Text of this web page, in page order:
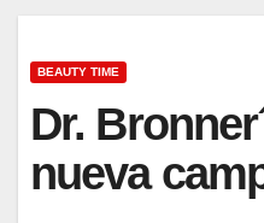
BEAUTY TIME
Dr.
nueva